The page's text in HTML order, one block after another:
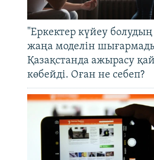
"Еркектер күйеу болудың
жаңа моделін
Қазақстанда ажырасу
көбейді. Оған не себеп?